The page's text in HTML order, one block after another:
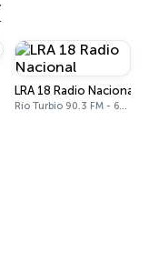
LRA 18 Radio Nacional
Río Turbio 90.3 FM - 620 AM